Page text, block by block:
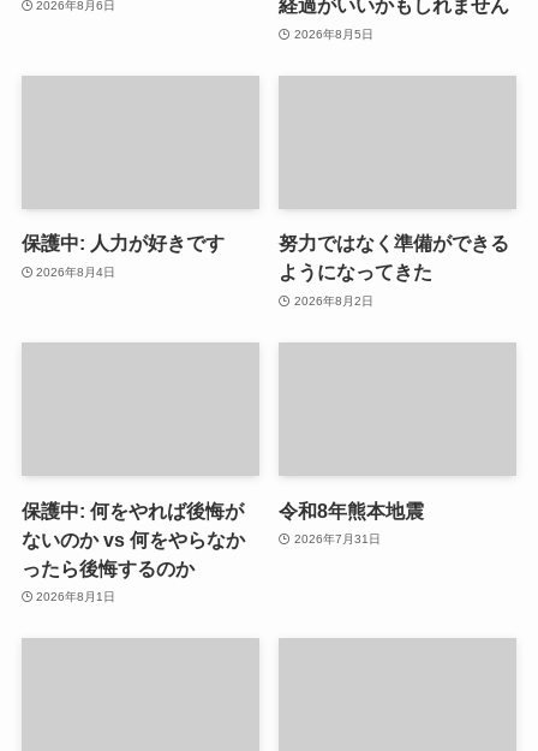
2026年8月6日
経過がいいかもしれません
2026年8月5日
保護中: 人力が好きです
2026年8月4日
努力ではなく準備ができる
ようになってきた
2026年8月2日
保護中: 何をやれば後悔が
ないのか vs 何をやらなか
ったら後悔するのか
2026年8月1日
令和8年熊本地震
2026年7月31日